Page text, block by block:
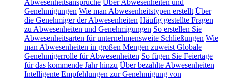
Abwesenheitsansprüche Über Abwesenheiten und
Genehmigungen Wie man Abwesenheitstypen erstellt Über
die Genehmiger der Abwesenheiten Häufig gestellte Fragen
zu Abwesenheiten und Genehmigungen So erstellen Sie
Abwesenheitsarten für unternehmensweite Schließungen Wie
man Abwesenheiten in großen Mengen zuweist Globale
Genehmigerrolle für Abwesenheiten So fügen Sie Feiertage
für das kommende Jahr hinzu Über bezahlte Abwesenheiten
Intelligente Empfehlungen zur Genehmigung von